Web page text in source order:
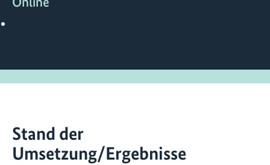
Stand der
Umsetzung/Ergebnisse